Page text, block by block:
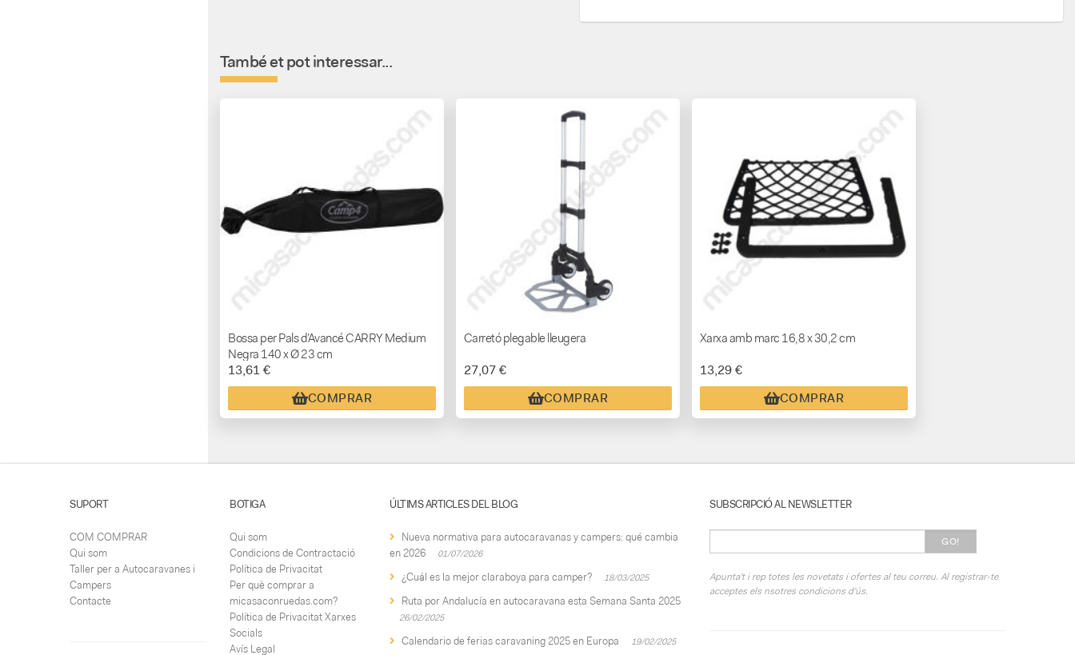
També et pot interessar...
Bossa per Pals d’Avancé CARRY Medium
Negra 140 x Ø 23 cm
13,61 €
COMPRAR
Carretó plegable lleugera
27,07 €
COMPRAR
Xarxa amb marc 16,8 x 30,2 cm
13,29 €
COMPRAR
SUPORT
COM COMPRAR
Qui som
Taller per a Autocaravanes i
Campers
Contacte
BOTIGA
Qui som
Condicions de Contractació
Política de Privacitat
Per què comprar a
micasaconruedas.com?
Política de Privacitat Xarxes
Socials
Avís Legal
ÚLTIMS ARTICLES DEL BLOG
Nueva normativa para autocaravanas y campers: qué cambia
en 2026
01/07/2026
¿Cuál es la mejor claraboya para camper? 18/03/2025
Ruta por Andalucía en autocaravana esta Semana Santa 2025
26/02/2025
Calendario de ferias caravaning 2025 en Europa 19/02/2025
SUBSCRIPCIÓ AL NEWSLETTER
GO!
Apunta't i rep totes les novetats i ofertes al teu correu. Al registrar-te
acceptes els nsotres condicions d'ús.